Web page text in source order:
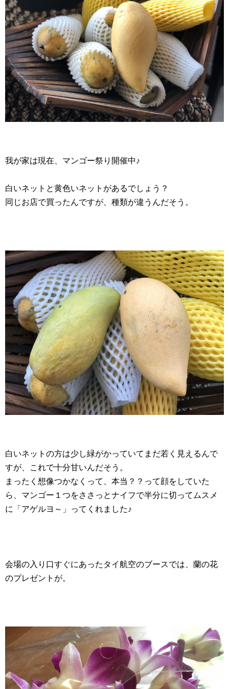
我が家は現在、マンゴー祭り開催中♪
白いネットと黄色いネットがあるでしょう？
同じお店で買ったんですが、種類が違うんだそう。
白いネットの方は少し緑がかっていてまだ若く見えるんで
すが、これで十分甘いんだそう。
まったく想像つかなくって、本当？？って顔をしていた
ら、マンゴー１つをささっとナイフで半分に切ってムスメ
に「アゲルヨ～」ってくれました♪
会場の入り口すぐにあったタイ航空のブースでは、蘭の花
のプレゼントが。